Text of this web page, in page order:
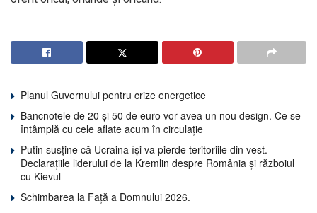
Planul Guvernului pentru crize energetice
Bancnotele de 20 și 50 de euro vor avea un nou design. Ce se
întâmplă cu cele aflate acum în circulație
Putin susține că Ucraina își va pierde teritoriile din vest.
Declarațiile liderului de la Kremlin despre România și războiul
cu Kievul
Schimbarea la Față a Domnului 2026.